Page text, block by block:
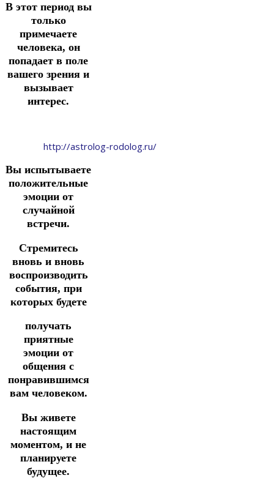
В этот период вы
только
примечаете
человека, он
попадает в поле
вашего зрения и
вызывает
интерес.
http://astrolog-rodolog.ru/
Вы испытываете
положительные
эмоции от
случайной
встречи.
Стремитесь
вновь и вновь
воспроизводить
события, при
которых будете
получать
приятные
эмоции от
общения с
понравившимся
вам человеком.
Вы живете
настоящим
моментом, и не
планируете
будущее.